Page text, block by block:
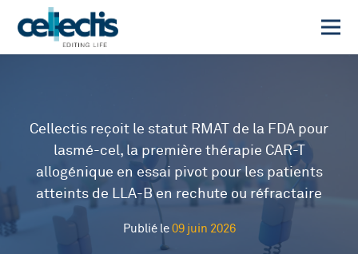
Cellectis reçoit le statut RMAT de la FDA pour
lasmé-cel, la première thérapie CAR-T
allogénique en essai pivot pour les patients
atteints de LLA-B en rechute ou réfractaire
Publié le09 juin 2026